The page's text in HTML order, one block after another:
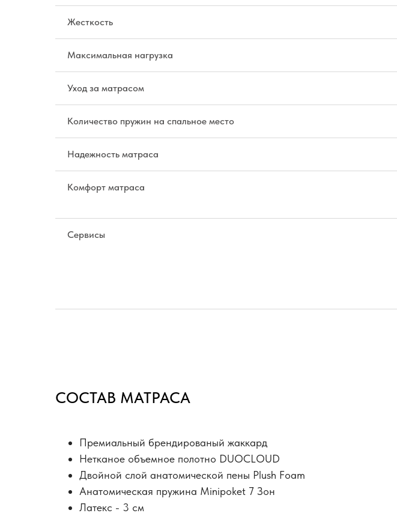
Жесткость
Максимальная нагрузка
Уход за матрасом
Количество пружин на спальное место
Надежность матраса
Комфорт матраса
Сервисы
СОСТАВ МАТРАСА
Премиальный брендированый жаккард
Нетканое объемное полотно DUOCLOUD
Двойной слой анатомической пены Plush Foam
Анатомическая пружина Minipoket 7 Зон
Латекс - 3 см